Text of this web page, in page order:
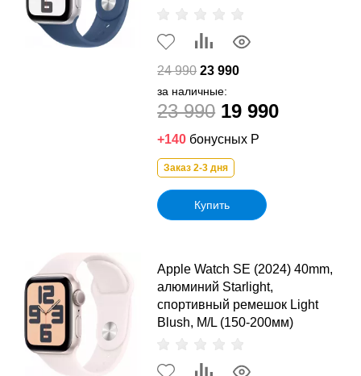
24 990 23 990
за наличные:
23 990 19 990
+140 бонусных Р
Заказ 2-3 дня
Купить
Apple Watch SE (2024) 40mm,
алюминий Starlight,
спортивный ремешок Light
Blush, M/L (150-200мм)